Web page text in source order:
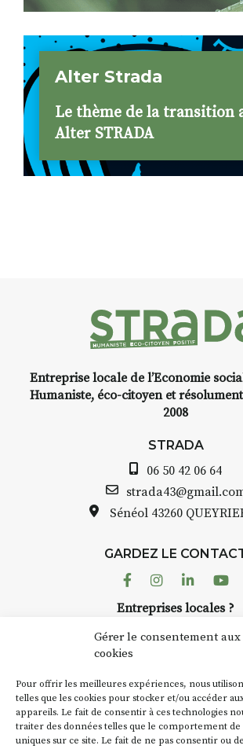
Gérer le consentement aux
cookies
Pour offrir les meilleures expériences, nous
telles que les cookies pour stocker et/ou accéder
appareils. Le fait de consentir à ces technologies
traiter des données telles que le comportement de
uniques sur ce site. Le fait de ne pas consentir ou
Alter Strada
Le thème de la transition
Alter STRADA
Entreprise locale de l’Economie
Humaniste, éco-citoyen et
2008
STRADA
06 50 42 06 64
Sénéol 43260
GARDEZ LE
FacebookInstagram
Linkedin
Entreprises locales ?
Suivez toute l'actu de